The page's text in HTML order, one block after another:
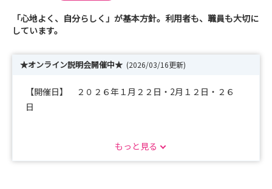
「心地よく、自分らしく」が基本方針。利用者も、職員も大切に
しています。
★オンライン説明会開催中★ (2026/03/16更新)
【開催日】 ２０２６年１月２２日・2月１２日・２６
日
（２）１６時４５分～１７時１５分
もっと見る